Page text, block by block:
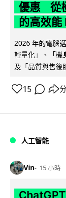
優惠 從
的高效能
2026 年的電腦
輕量化」、「機
及「品質與售後
15
人工智能
Vin 15 小時